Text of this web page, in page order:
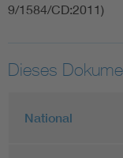
9/1584/CD:2011)
Dieses
National